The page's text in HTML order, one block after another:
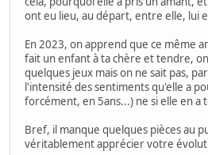
ont eu lieu, au départ, entre elle, lui
En 2023, on apprend que ce même
fait un enfant à ta chère et tendre,
quelques jeux mais on ne sait pas,
l'intensité des sentiments qu'elle a
forcément, en 5ans...) ne si elle en a
Bref, il manque quelques pièces au
véritablement apprécier votre